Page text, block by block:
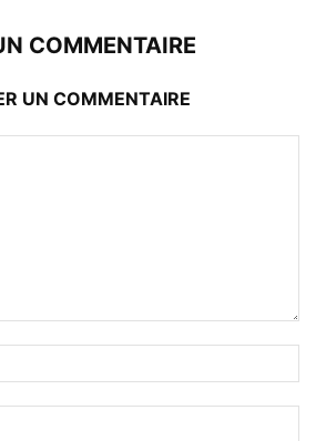
COMMENTAIRE
UN COMMENTAIRE